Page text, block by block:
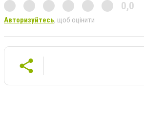
0,0
Авторизуйтесь, щоб оцінити